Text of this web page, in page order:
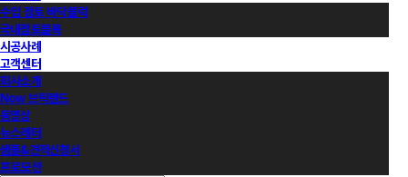
수입 점토 바닥블럭
국내점토블록
시공사례
고객센터
회사소개
Now 브릭랜드
동영상
뉴스레터
샘플&견적신청서
프로모션